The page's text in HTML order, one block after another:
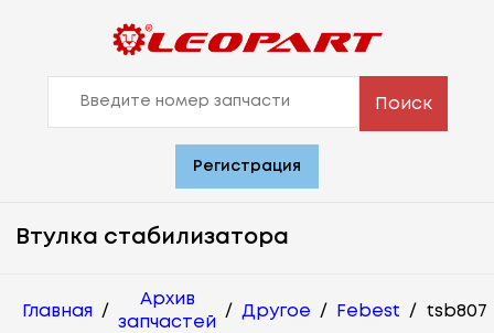
Поиск
Регистрация
Втулка стабилизатора
Главная /
Архив
запчастей
/ Другое / Febest / tsb807